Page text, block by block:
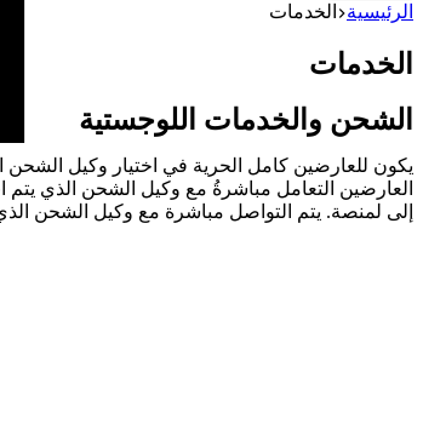
الرئيسية الخدمات
الخدمات
الشحن والخدمات اللوجستية
يكون للعارضين كامل الحرية في اختيار وكيل الشحن
العارضين التعامل مباشرةُ مع وكيل الشحن الذي
إلى لمنصة. يتم التواصل مباشرة مع وكيل الشحن الذي